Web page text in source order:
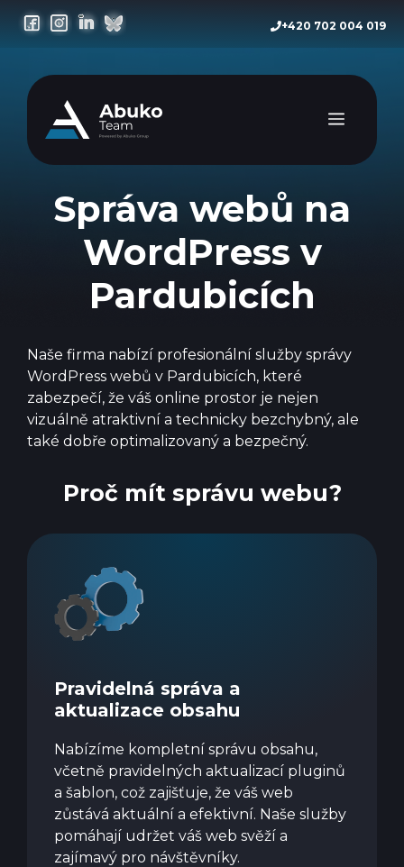
Přeskočit
+420 702 004 019
Menu
Správa webů na
WordPress v
Pardubicích
Naše firma nabízí profesionální služby správy
WordPress webů v Pardubicích, které
zabezpečí, že váš online prostor je nejen
vizuálně atraktivní a technicky bezchybný, ale
také dobře optimalizovaný a bezpečný.
Proč mít správu webu?
Pravidelná správa a
aktualizace obsahu
Nabízíme kompletní správu obsahu,
včetně pravidelných aktualizací pluginů
a šablon, což zajišťuje, že váš web
zůstává aktuální a efektivní. Naše služby
pomáhají udržet váš web svěží a
zajímavý pro návštěvníky.